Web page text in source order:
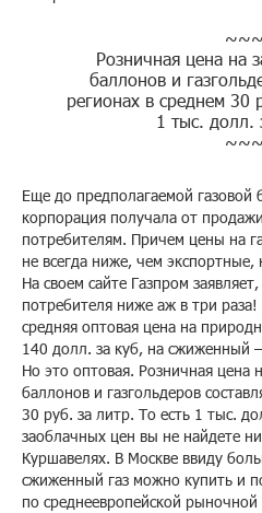
~~~
Розничная цена на
баллонов и
регионах в среднем 30
1 тыс. долл.
~~~
Еще до предполагаемой
корпорация получала от
потребителям. Причем цены на
не всегда ниже, чем экспортные,
На своем сайте Газпром
потребителя ниже аж в три
средняя оптовая цена на
140 долл. за куб, на сжиженный
Но это оптовая. Розничная цена
баллонов и газгольдеров
30 руб. за литр. То есть 1 тыс.
заоблачных цен вы не найдете
Куршавелях. В Москве ввиду
сжиженный газ можно купить и
по среднеевропейской